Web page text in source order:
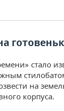
стало
на
корпуса.